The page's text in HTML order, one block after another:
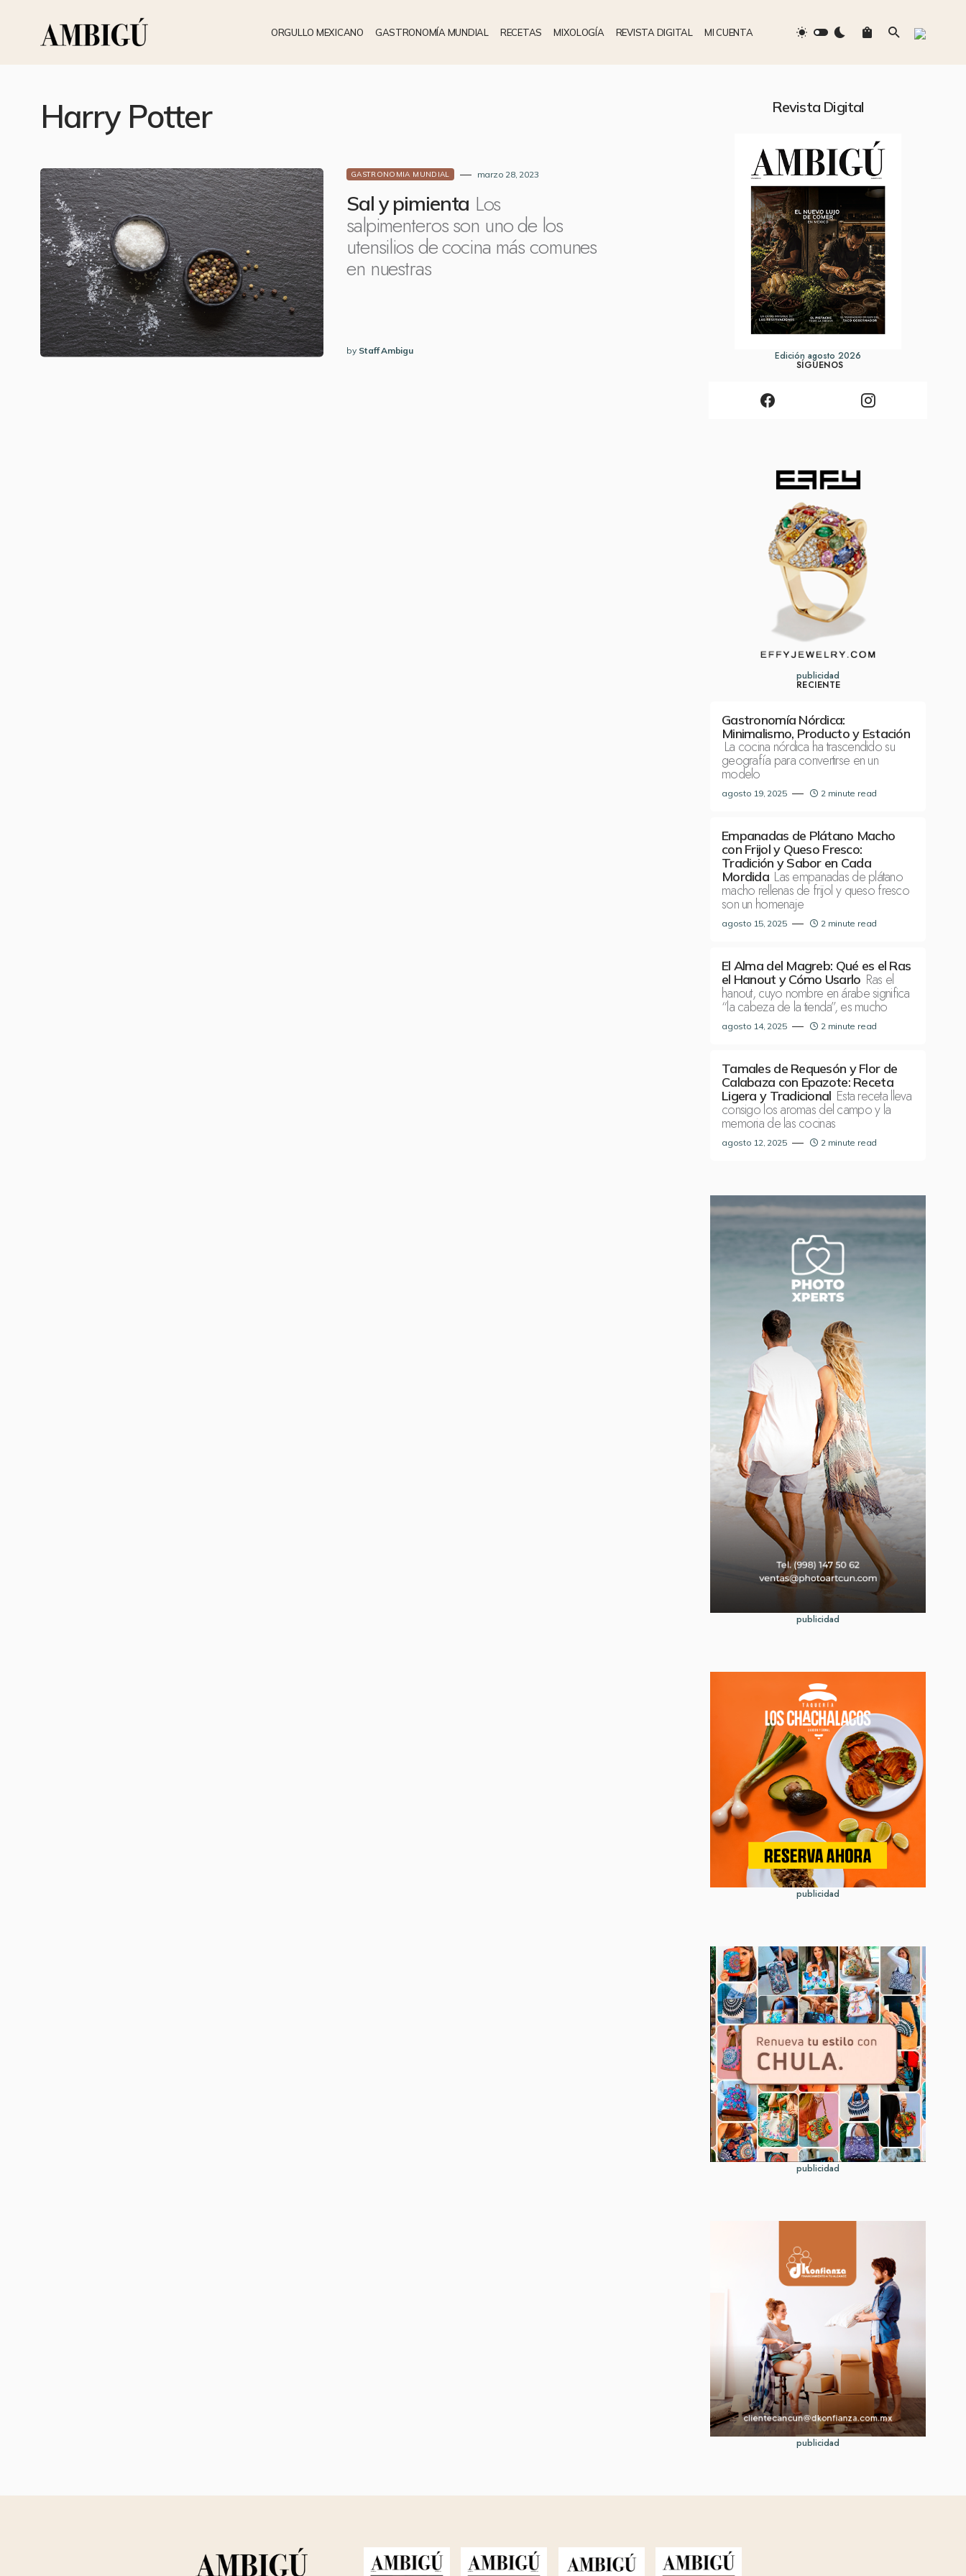
ORGULLO MEXICANO GASTRONOMÍA MUNDIAL RECETAS MIXOLOGÍA REVISTA DIGITAL MI CUENTA
Harry Potter
GASTRONOMIA MUNDIAL marzo 28, 2023
Sal y pimienta Los
salpimenteros son uno de los
utensilios de cocina más comunes
en nuestras
by Staff Ambigu
Revista Digital
Edición agosto 2026
SÍGUENOS
publicidad
RECIENTE
Gastronomía Nórdica:
Minimalismo, Producto y Estación
La cocina nórdica ha trascendido su
geografía para convertirse en un
modelo
agosto 19, 2025 2 minute read
Empanadas de Plátano Macho
con Frijol y Queso Fresco:
Tradición y Sabor en Cada
Mordida Las empanadas de plátano
macho rellenas de frijol y queso fresco
son un homenaje
agosto 15, 2025 2 minute read
El Alma del Magreb: Qué es el Ras
el Hanout y Cómo Usarlo Ras el
hanout, cuyo nombre en árabe significa
“la cabeza de la tienda”, es mucho
agosto 14, 2025 2 minute read
Tamales de Requesón y Flor de
Calabaza con Epazote: Receta
Ligera y Tradicional Esta receta lleva
consigo los aromas del campo y la
memoria de las cocinas
agosto 12, 2025 2 minute read
publicidad
publicidad
publicidad
publicidad